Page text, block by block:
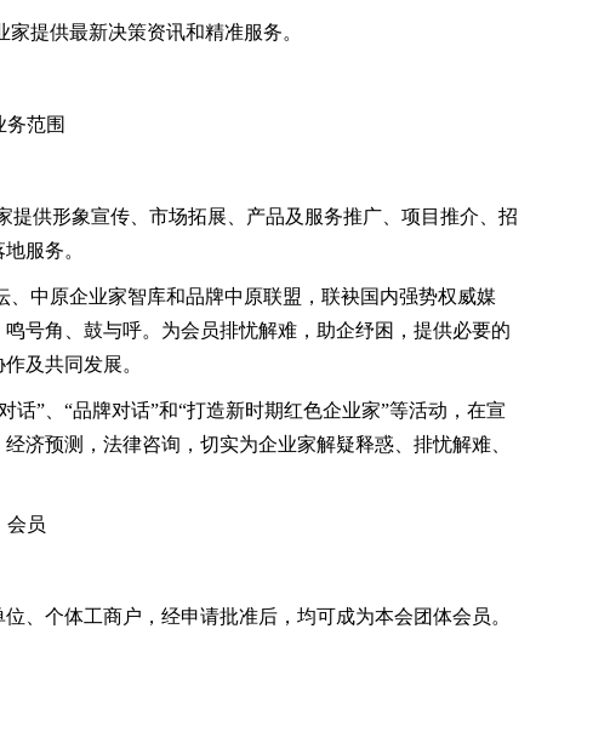
提供最新决策资讯和精准服务。
范围
供形象宣传、市场拓展、产品及服务推广、项目推介、招
服务。
中原企业家智库和品牌中原联盟，联袂国内强势权威媒
号角、鼓与呼。为会员排忧解难，助企纾困，提供必要的
及共同发展。
”、“品牌对话”和“打造新时期红色企业家”等活动，在宣
济预测，法律咨询，切实为企业家解疑释惑、排忧解难、
会员
、个体工商户，经申请批准后，均可成为本会团体会员。